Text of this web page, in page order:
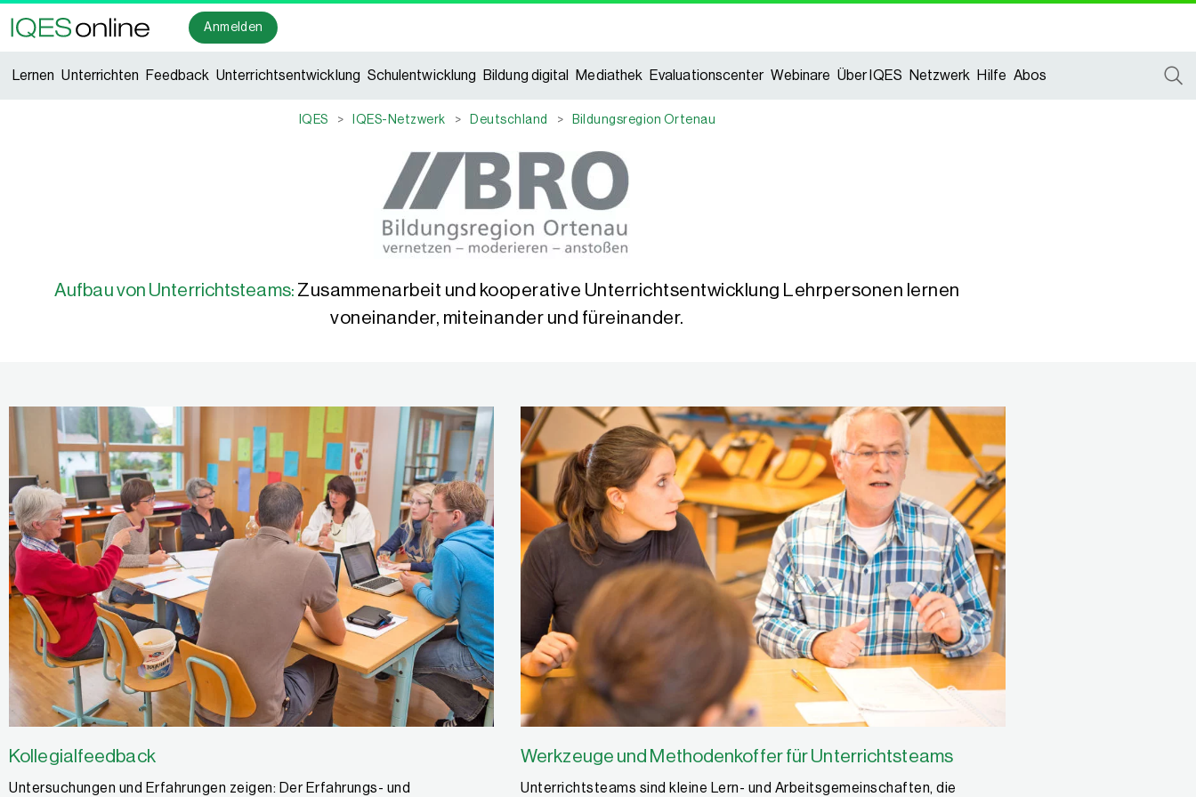
Anmelden
Lernen Unterrichten Feedback Unterrichtsentwicklung Schulentwicklung Bildung digital Mediathek Evaluationscenter Webinare Über IQES Netzwerk Hilfe Abos
IQES > IQES-Netzwerk > Deutschland > Bildungsregion Ortenau
Aufbau von Unterrichtsteams: Zusammenarbeit und kooperative Unterrichtsentwicklung Lehrpersonen lernen
voneinander, miteinander und füreinander.
Kollegialfeedback
Untersuchungen und Erfahrungen zeigen: Der Erfahrungs- und
Werkzeuge und Methodenkoffer für Unterrichtsteams
Unterrichtsteams sind kleine Lern- und Arbeitsgemeinschaften, die